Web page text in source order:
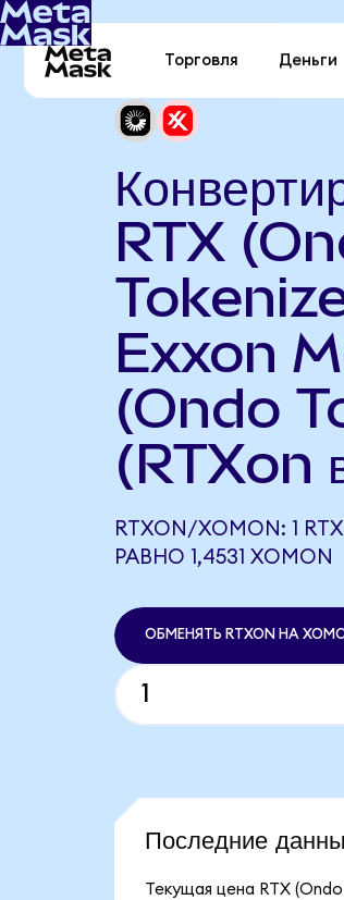
Торговля Деньги
RTX
Exxon
(Ondo
(RTXon
RTXON/XOMON: 1
РАВНО 1,4531 XOMON
ОБМЕНЯТЬ RTXON НА
Последние
Текущая цена RTX